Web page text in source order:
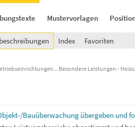
Mustervorlagen
Index Favoriten
Besondere Leistungen -
Bauüberwachung übergeben und